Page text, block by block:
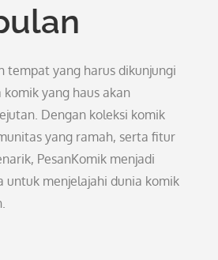
tempat yang harus dikunjungi
yang haus akan
Dengan koleksi komik
yang ramah, serta fitur
PesanKomik menjadi
untuk menjelajahi dunia komik